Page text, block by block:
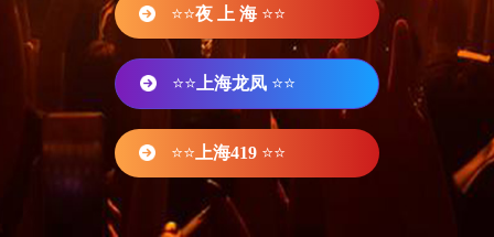
⭐⭐夜 上 海 ⭐⭐
⭐⭐ 上海龙凤 ⭐⭐
⭐⭐ 上海419 ⭐⭐